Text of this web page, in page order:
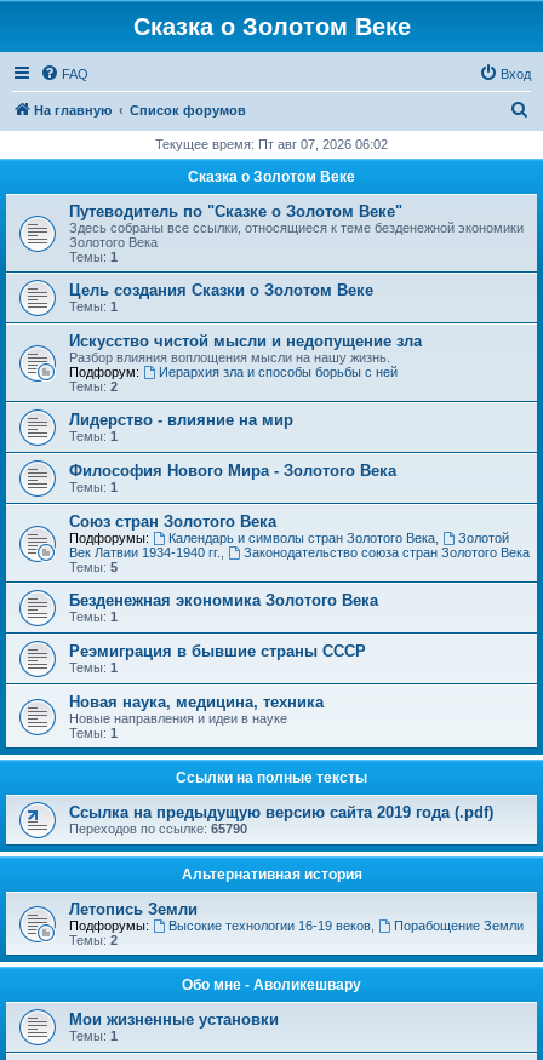
Сказка о Золотом Веке
FAQ Вход
На главную Список форумов
с
Текущее время: Пт авг 07, 2026 06:02
Сказка о Золотом Веке
Путеводитель по "Сказке о Золотом Веке"
Здесь собраны все ссылки, относящиеся к теме безденежной экономики
Золотого Века
Темы: 1
Цель создания Сказки о Золотом Веке
Темы: 1
Искусство чистой мысли и недопущение зла
Разбор влияния воплощения мысли на нашу жизнь.
Подфорум:
Иерархия зла и способы борьбы с ней
Темы: 2
Лидерство - влияние на мир
Темы: 1
Философия Нового Мира - Золотого Века
Темы: 1
Cоюз стран Золотого Века
Подфорумы: Календарь и символы стран Золотого Века,
Золотой
Век Латвии 1934-1940 гг.
Законодательство союза стран Золотого Века
Темы: 5
Безденежная экономика Золотого Века
Темы: 1
Реэмиграция в бывшие страны СССР
Темы: 1
Новая наука, медицина, техника
Новые направления и идеи в науке
Темы: 1
Ссылки на полные тексты
Ссылка на предыдущую версию сайта 2019 года (.pdf)
Переходов по ссылке: 65790
Альтернативная история
Летопись Земли
Подфорумы: Высокие технологии 16-19 веков,
Порабощение Земли
Темы: 2
Обо мне - Аволикешвару
Мои жизненные установки
Темы: 1